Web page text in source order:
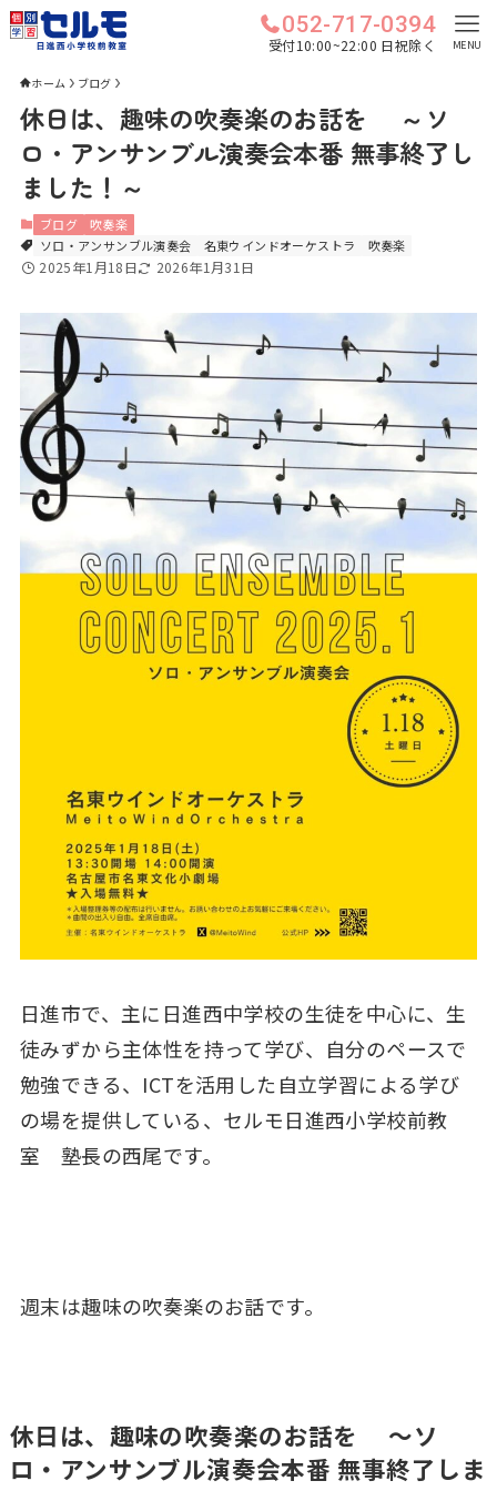
052-717-0394
受付10:00~22:00 日祝除く MENU
ホーム ブログ
休日は、趣味の吹奏楽のお話を ～ソ
ロ・アンサンブル演奏会本番 無事終了し
ました！～
ブログ
吹奏楽
ソロ・アンサンブル演奏会
名東ウインドオーケストラ 吹奏楽
2025年1月18日 2026年1月31日
日進市で、主に日進西中学校の生徒を中心に、生
徒みずから主体性を持って学び、自分のペースで
勉強できる、ICTを活用した自立学習による学び
の場を提供している、セルモ日進西小学校前教
室 塾長の西尾です。
週末は趣味の吹奏楽のお話です。
休日は、趣味の吹奏楽のお話を ～ソ
ロ・アンサンブル演奏会本番 無事終了しま